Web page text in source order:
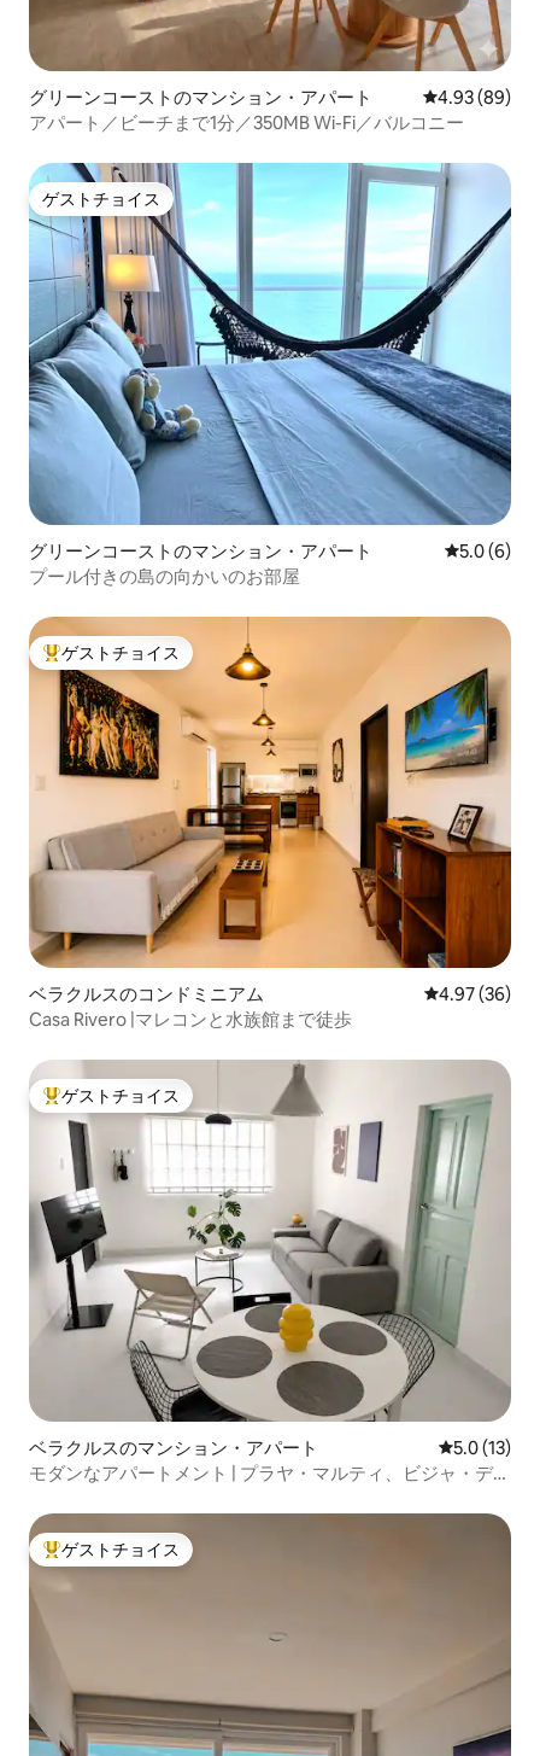
グリーンコーストのマンション・アパート レビュー89
4.93 (89)
アパート／ビーチまで1分／350MB Wi-Fi／バルコニー
ゲストチョイス
ゲストチョイス
グリーンコーストのマンション・アパート レビュー6
5.0 (6)
プール付きの島の向かいのお部屋
大好評のゲストチョイスです。
ゲストチョイス
ベラクルスのコンドミニアム レビュー36
4.97 (36)
Casa Rivero |マレコンと水族館まで徒歩
大好評のゲストチョイスです。
ゲストチョイス
ベラクルスのマンション・アパート レビュー13
5.0 (13)
モダンなアパートメント | プラヤ・マルティ、ビジャ・デ
大好評のゲストチョイスです。
ゲストチョイス